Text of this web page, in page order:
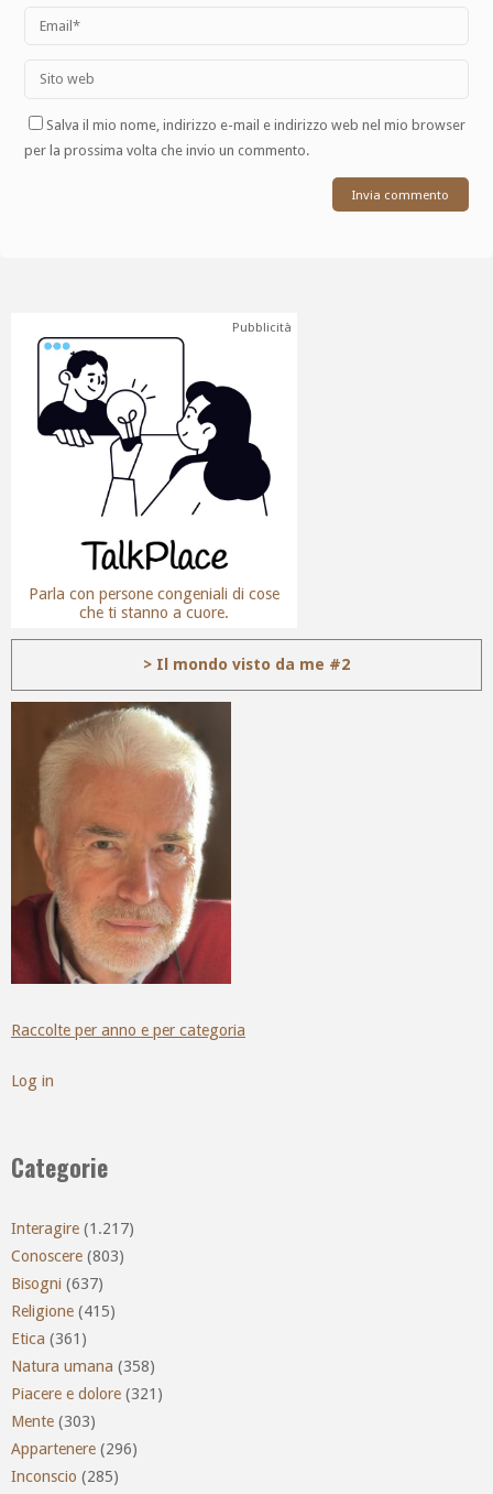
Salva il mio nome, indirizzo e-mail e indirizzo web nel mio browser
per la prossima volta che invio un commento.
Pubblicità
Parla con persone congeniali di cose
che ti stanno a cuore.
> Il mondo visto da me #2
Raccolte per anno e per categoria
Log in
Categorie
Interagire (1.217)
Conoscere (803)
Bisogni (637)
Religione (415)
Etica (361)
Natura umana (358)
Piacere e dolore (321)
Mente (303)
Appartenere (296)
Inconscio (285)